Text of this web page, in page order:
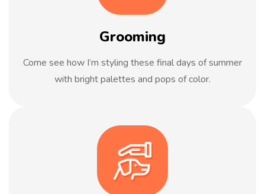
Grooming
Come see how I’m styling these final days of summer
with bright palettes and pops of color.